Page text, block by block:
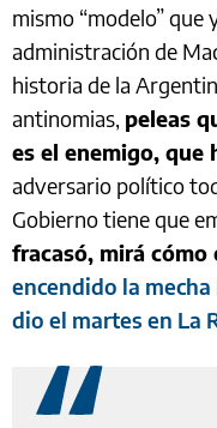
mismo “modelo” que
administración de
historia de la
antinomias, peleas
es el enemigo, que
adversario político
Gobierno tiene que
fracasó, mirá cómo
encendido la
dio el martes en La